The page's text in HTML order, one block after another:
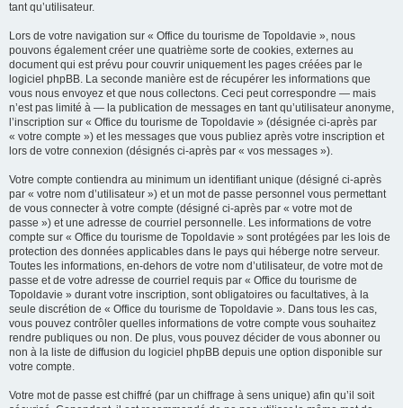
tant qu’utilisateur.
Lors de votre navigation sur « Office du tourisme de Topoldavie », nous
pouvons également créer une quatrième sorte de cookies, externes au
document qui est prévu pour couvrir uniquement les pages créées par le
logiciel phpBB. La seconde manière est de récupérer les informations que
vous nous envoyez et que nous collectons. Ceci peut correspondre — mais
n’est pas limité à — la publication de messages en tant qu’utilisateur anonyme,
l’inscription sur « Office du tourisme de Topoldavie » (désignée ci-après par
« votre compte ») et les messages que vous publiez après votre inscription et
lors de votre connexion (désignés ci-après par « vos messages »).
Votre compte contiendra au minimum un identifiant unique (désigné ci-après
par « votre nom d’utilisateur ») et un mot de passe personnel vous permettant
de vous connecter à votre compte (désigné ci-après par « votre mot de
passe ») et une adresse de courriel personnelle. Les informations de votre
compte sur « Office du tourisme de Topoldavie » sont protégées par les lois de
protection des données applicables dans le pays qui héberge notre serveur.
Toutes les informations, en-dehors de votre nom d’utilisateur, de votre mot de
passe et de votre adresse de courriel requis par « Office du tourisme de
Topoldavie » durant votre inscription, sont obligatoires ou facultatives, à la
seule discrétion de « Office du tourisme de Topoldavie ». Dans tous les cas,
vous pouvez contrôler quelles informations de votre compte vous souhaitez
rendre publiques ou non. De plus, vous pouvez décider de vous abonner ou
non à la liste de diffusion du logiciel phpBB depuis une option disponible sur
votre compte.
Votre mot de passe est chiffré (par un chiffrage à sens unique) afin qu’il soit